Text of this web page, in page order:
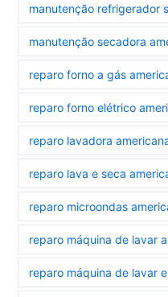
manutenção refrigerador
manutenção secadora
reparo forno a gás
reparo forno elétrico
reparo lavadora
reparo lava e seca
reparo microondas
reparo máquina de lavar
reparo máquina de lavar